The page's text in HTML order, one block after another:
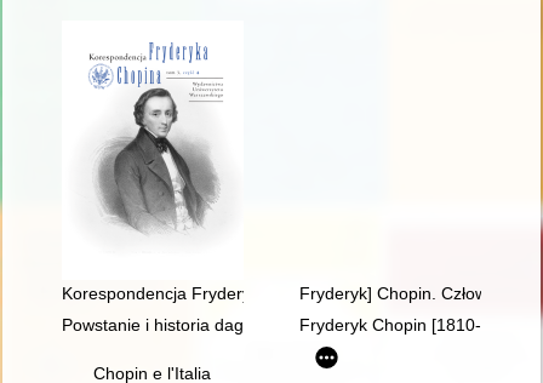
Korespondencja Fryderyka Chopina. T. 3 cz. 4
Fryderyk] Chopin. Człowiek,
Powstanie i historia dagerotypowych wizerunków Fryderyka
Fryderyk Chopin [1810-1849]
Chopin e l'Italia